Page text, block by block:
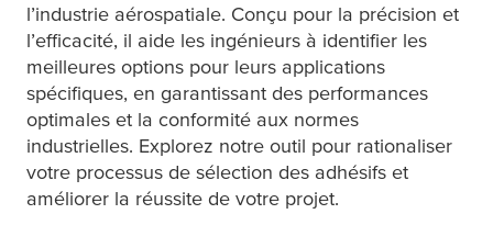
l’industrie aérospatiale. Conçu pour la précision et
l’efficacité, il aide les ingénieurs à identifier les
meilleures options pour leurs applications
spécifiques, en garantissant des performances
optimales et la conformité aux normes
industrielles. Explorez notre outil pour rationaliser
votre processus de sélection des adhésifs et
améliorer la réussite de votre projet.